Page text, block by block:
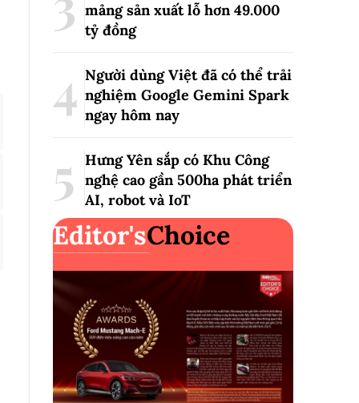
mảng sản xuất lỗ hơn 49.000
tỷ đồng
Người dùng Việt đã có thể trải
nghiệm Google Gemini Spark
ngay hôm nay
Hưng Yên sắp có Khu Công
nghệ cao gần 500ha phát triển
AI, robot và IoT
Editor'sChoice